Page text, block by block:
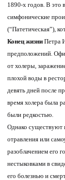
1890-х годов. В это
симфонические
(“Патетическая”),
Конец жизни Петра
предположений.
от холеры,
плохой воды в
девять дней после
время холера была
были редкостью.
Однако существуют
отравления или
разоблачением его
нестыковками в
его болезнью и